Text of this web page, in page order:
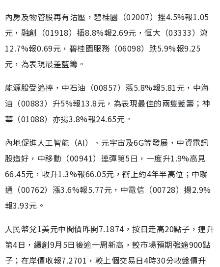
內房及物管股再有沽壓，碧桂園（02007）挫4.5%報1.05
元，融創（01918）插8.8%報2.69元，恒大（03333）瀉
12.7%報0.69元，碧桂園服務（06098）跌5.9%報9.25
元，為表現最差藍籌。
能源股受追捧，中石油（00857）漲5.8%報5.81元，中海
油（00883）升5%報13.8元，為表現最佳的兩隻藍籌；神
華（01088）亦揚3.8%報24.65元。
內地促進人工智能（AI）、元宇宙及6G等發展，中資電訊
股造好，中移動（00941）連彈第5日，一度升1.9%高見
66.45元，收升1.3%報66.05元，衝上約4年半高位；中聯
通（00762）漲3.6%報5.77元，中電信（00728）揚2.9%
報3.93元。
人民幣兌1美元中間價昨開7.1874，按日走高20點子，連升
第4日，續創9月5日後逾一周新高，較市場預期強逾900點
子；在岸價收報7.2701，較上個交易日4時30分收盤價升